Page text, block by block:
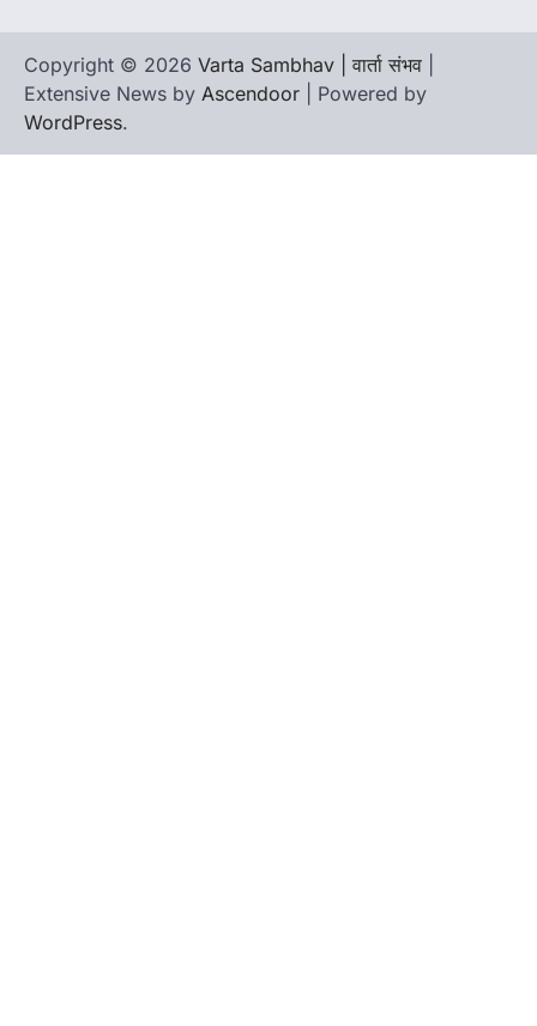
Copyright © 2026 Varta Sambhav | वार्ता संभव
Extensive News by Ascendoor | Powered by
WordPress.